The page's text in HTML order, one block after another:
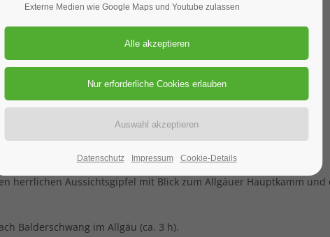
26.01.2018–27.01.2018
ORT: PIESENKOPF / ALLGÄUER ALPEN
herrlichen Aussichtsgipfel mit Blick zum Allgäuer Hauptkamm und
Balderschwang im Allgäu (ca. 3 h).
Externe Medien wie Google Maps und Youtube zulassen
Datenschutz Impressum Cookie-Details